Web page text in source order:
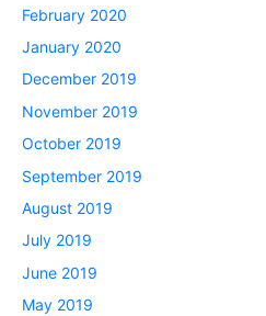
February 2020
January 2020
December 2019
November 2019
October 2019
September 2019
August 2019
July 2019
June 2019
May 2019